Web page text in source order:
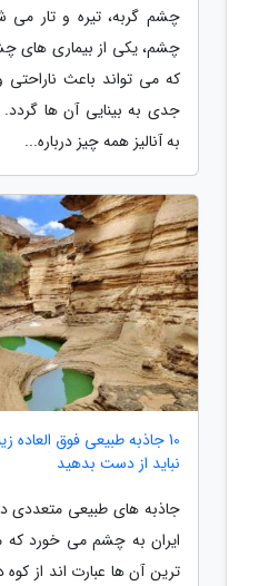
چشم گربه، تیره و تار می
چشم، یکی از بیماری های
که می تواند باعث
جدی به بینایی آن ها گردد.
به آنالیز همه چیز درباره...
10 جاذبه طبیعی فوق العاده
نباید از دست بدهید
جاذبه های طبیعی متعددی
ایران به چشم می خورد که
ترین آن ها عبارت اند از کوه